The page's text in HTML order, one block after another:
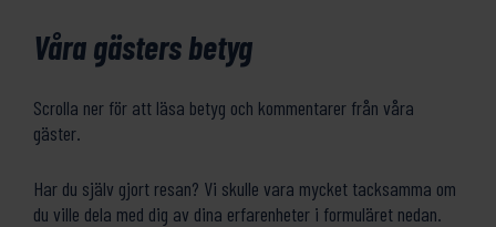
Våra gästers betyg
Scrolla ner för att läsa betyg och kommentarer från våra
gäster.
Har du själv gjort resan? Vi skulle vara mycket tacksamma om
du ville dela med dig av dina erfarenheter i formuläret nedan.